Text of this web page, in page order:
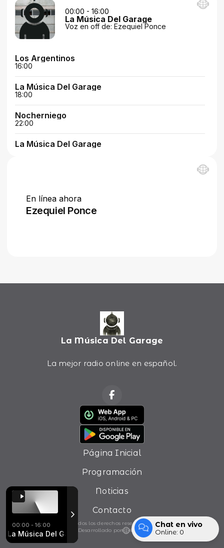
00:00 - 16:00
La Música Del Garage con Ezequiel PonceLa Música Del
Living Colour - Love Rears Its Ugly HeadLiving Colour - Love
La Música Del Garage
La mejor radio online en español.
Página Inicial
Programación
Noticias
Contacto
Todos los derechos reservados.
Desarrollado por
Chat en vivo
Online: 0